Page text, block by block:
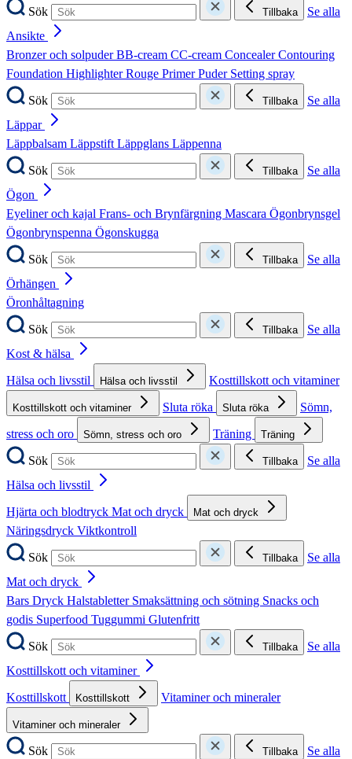
Sök Tillbaka
Se alla
Ansikte
Bronzer och solpuderBB-cream CC-cream ConcealerContouring
Foundation HighlighterRouge PrimerPuder Setting spray
Sök
Tillbaka
Se alla
Läppar
Läppbalsam LäppstiftLäppglans Läppenna
Sök
Tillbaka
Se alla
Ögon
Eyeliner och kajal Frans- och Brynfärgning Mascara Ögonbrynsgel
Ögonbrynspenna Ögonskugga
Sök
Tillbaka
Se alla
Örhängen
Öronhåltagning
Sök
Tillbaka
Se alla
Kost & hälsa
Hälsa och livsstil
Hälsa och livsstil Kosttillskott och vitaminer
Kosttillskott och vitaminer Sluta röka Sluta röka
Sömn,
stress och oro
Sömn, stress och oro Träning Träning
Sök Tillbaka
Se alla
Hälsa och livsstil
Hjärta och blodtryck Mat och dryck Mat och dryck
Näringsdryck Viktkontroll
Sök
Tillbaka
Se alla
Mat och dryck
Bars Dryck Halstabletter Smaksättning och sötning Snacks och
godis Superfood Tuggummi Glutenfritt
Sök
Tillbaka
Se alla
Kosttillskott och vitaminer
Kosttillskott
Kosttillskott Vitaminer och mineraler
Vitaminer och mineraler
Sök Tillbaka
Se alla